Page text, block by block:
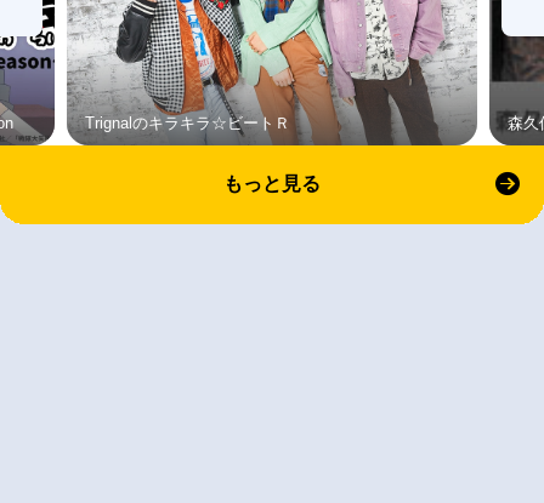
Trignalのキラキラ☆ビートＲ 森久
もっと見る